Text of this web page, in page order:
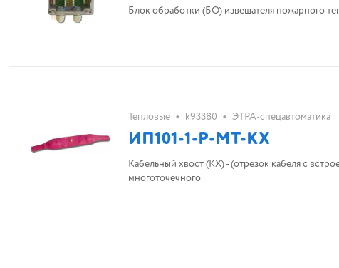
Блок обработки (БО) извещателя пожарного
Тепловые • k93380 • ЭТРА-спецавтоматика
ИП101-1-Р-МТ-КХ
Кабельный хвост (КХ) - (отрезок кабеля с
многоточечного